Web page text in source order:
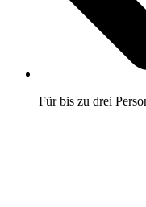
Für bis zu drei